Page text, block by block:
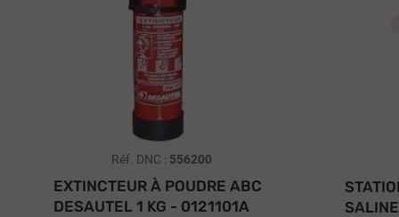
Réf. DNC : 556200
EXTINCTEUR À POUDRE ABC
DESAUTEL 1 KG - 0121101A